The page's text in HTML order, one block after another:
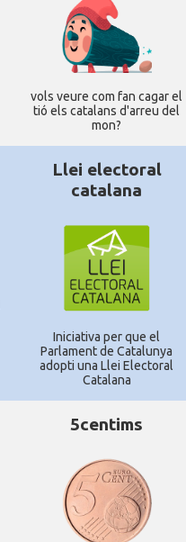
vols veure com fan cagar el
tió els catalans d'arreu del
mon?
Llei electoral
catalana
Iniciativa per que el
Parlament de Catalunya
adopti una Llei Electoral
Catalana
5centims